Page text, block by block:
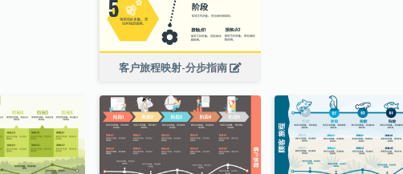
客户旅程映射-分步指南